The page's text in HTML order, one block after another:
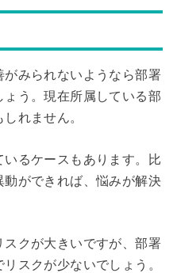
みられないようなら部署
う。現在所属している部
れません。
るケースもあります。比
ができれば、悩みが解決
クが大きいですが、部署
スクが少ないでしょう。